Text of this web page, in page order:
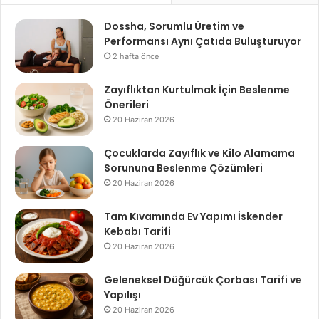
Dossha, Sorumlu Üretim ve
Performansı Aynı Çatıda Buluşturuyor
2 hafta önce
Zayıflıktan Kurtulmak İçin Beslenme
Önerileri
20 Haziran 2026
Çocuklarda Zayıflık ve Kilo Alamama
Sorununa Beslenme Çözümleri
20 Haziran 2026
Tam Kıvamında Ev Yapımı İskender
Kebabı Tarifi
20 Haziran 2026
Geleneksel Düğürcük Çorbası Tarifi ve
Yapılışı
20 Haziran 2026